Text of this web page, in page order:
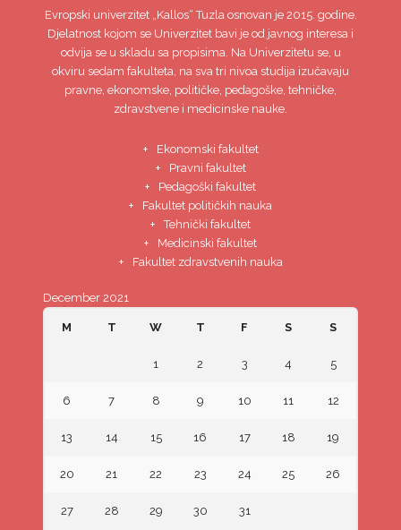
Evropski univerzitet„Kallos“ Tuzla osnovan je 2015. godine.
Djelatnost kojom se Univerzitet bavi je od javnog interesa i
odvija se u skladu sa propisima. Na Univerzitetu se, u
okviru sedam fakulteta, na sva tri nivoa studija izučavaju
pravne, ekonomske, političke, pedagoške, tehničke,
zdravstvene i medicinske nauke.
Ekonomski fakultet
Pravni fakultet
Pedagoški fakultet
Fakultet političkih nauka
Tehnički fakultet
Medicinski fakultet
Fakultet zdravstvenih nauka
December 2021
M T W T F S S
1 2 3 4 5
6 7 8 9 10 11 12
13 14 15 16 17 18 19
20 21 22 23 24 25 26
27 28 29 30 31